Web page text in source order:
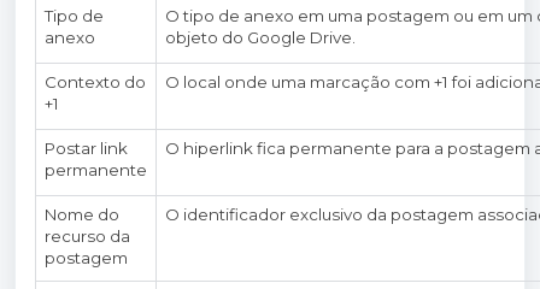
Tipo de
anexo
O tipo de anexo em uma postagem ou em
objeto do Google Drive.
Contexto do
+1
O local onde uma marcação com +1 foi
Postar link
permanente
O hiperlink fica permanente para a postagem
Nome do
recurso da
postagem
O identificador exclusivo da postagem